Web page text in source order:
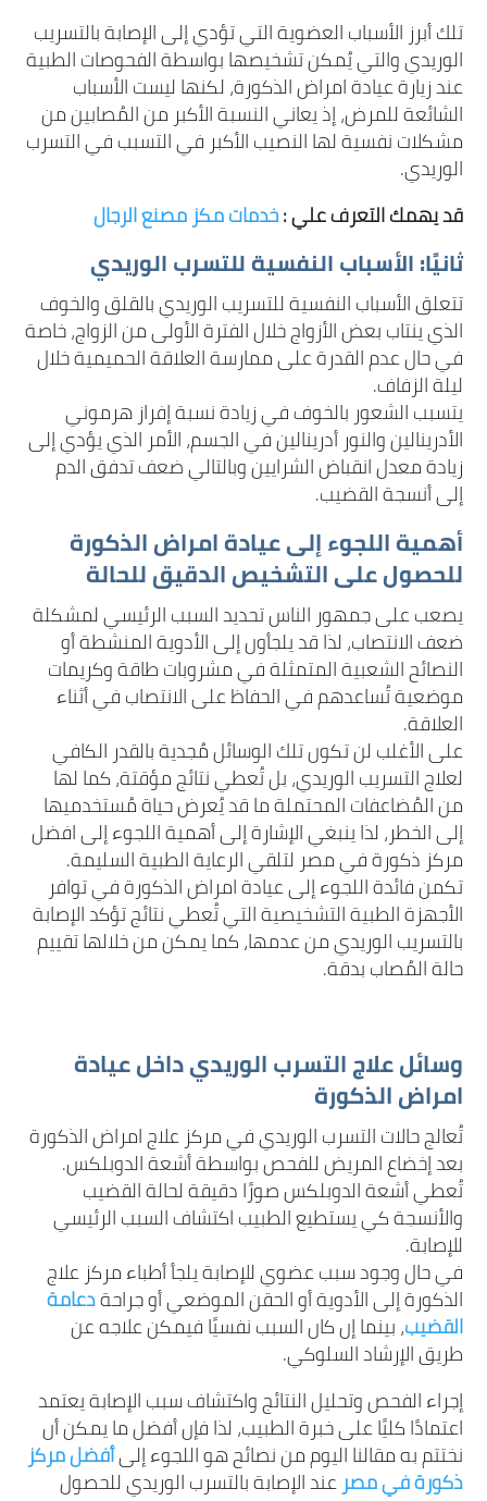
تلك أبرز الأسباب العضوية التي تؤدي إلى الإصابة بالتسريب
الوريدي والتي يُمكن تشخيصها بواسطة الفحوصات الطبية
عند زيارة عيادة امراض الذكورة، لكنها ليست الأسباب
الشائعة للمرض، إذ يعاني النسبة الأكبر من المُصابين من
مشكلات نفسية لها النصيب الأكبر في التسبب في التسرب
الوريدي.
قد يهمك التعرف علي :خدمات مكز مصنع الرجال
ثانيًا: الأسباب النفسية للتسرب الوريدي
تتعلق الأسباب النفسية للتسريب الوريدي بالقلق والخوف
الذي ينتاب بعض الأزواج خلال الفترة الأولى من الزواج، خاصة
في حال عدم القدرة على ممارسة العلاقة الحميمية خلال
ليلة الزفاف.
يتسبب الشعور بالخوف في زيادة نسبة إفراز هرموني
الأدرينالين والنور أدرينالين في الجسم، الأمر الذي يؤدي إلى
زيادة معدل انقباض الشرايين وبالتالي ضعف تدفق الدم
إلى أنسجة القضيب.
أهمية اللجوء إلى عيادة امراض الذكورة
للحصول على التشخيص الدقيق للحالة
يصعب على جمهور الناس تحديد السبب الرئيسي لمشكلة
ضعف الانتصاب، لذا قد يلجأون إلى الأدوية المنشطة أو
النصائح الشعبية المتمثلة في مشروبات طاقة وكريمات
موضعية تُساعدهم في الحفاظ على الانتصاب في أثناء
العلاقة.
على الأغلب لن تكون تلك الوسائل مُجدية بالقدر الكافي
لعلاج التسريب الوريدي، بل تُعطي نتائج مؤقتة، كما لها
من المُضاعفات المحتملة ما قد يُعرض حياة مُستخدميها
إلى الخطر، لذا ينبغي الإشارة إلى أهمية اللجوء إلى افضل
مركز ذكورة في مصر لتلقي الرعاية الطبية السليمة.
تكمن فائدة اللجوء إلى عيادة امراض الذكورة في توافر
الأجهزة الطبية التشخيصية التي تُعطي نتائج تؤكد الإصابة
بالتسريب الوريدي من عدمها، كما يمكن من خلالها تقييم
حالة المُصاب بدقة.
وسائل علاج التسرب الوريدي داخل عيادة
امراض الذكورة
تُعالج حالات التسرب الوريدي في مركز علاج امراض الذكورة
بعد إخضاع المريض للفحص بواسطة أشعة الدوبلكس.
تُعطي أشعة الدوبلكس صورًا دقيقة لحالة القضيب
والأنسجة كي يستطيع الطبيب اكتشاف السبب الرئيسي
للإصابة.
في حال وجود سبب عضوي للإصابة يلجأ أطباء مركز علاج
الذكورة إلى الأدوية أو الحقن الموضعي أو جراحةدعامة
القضيب، بينما إن كان السبب نفسيًا فيمكن علاجه عن
طريق الإرشاد السلوكي.
إجراء الفحص وتحليل النتائج واكتشاف سبب الإصابة يعتمد
اعتمادًا كليًا على خبرة الطبيب، لذا فإن أفضل ما يمكن أن
نختتم به مقالنا اليوم من نصائح هو اللجوء إلىأفضل مركز
ذكورة في مصر عند الإصابة بالتسرب الوريدي للحصول